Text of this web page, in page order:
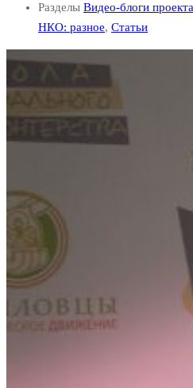
Разделы Видео-блоги
НКО: разное, Статьи